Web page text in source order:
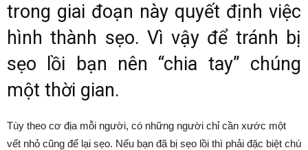
trong giai đoạn này quyết định việc
hình thành sẹo. Vì vậy để tránh bị
sẹo lồi bạn nên “chia tay” chúng
một thời gian.
Tùy theo cơ địa mỗi người, có những người chỉ cần xước một
vết nhỏ cũng để lại sẹo. Nếu bạn đã bị sẹo lồi thì phải đặc biệt chú